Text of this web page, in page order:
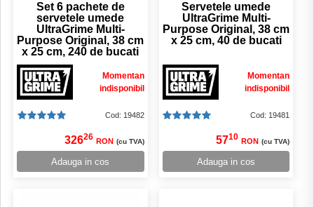
Set 6 pachete de
servetele umede
UltraGrime Multi-
Purpose Original, 38 cm
x 25 cm, 240 de bucati
Momentan
indisponibil
Cod: 19482
32626 RON (cu TVA)
Adauga in cos
Servetele umede
UltraGrime Multi-
Purpose Original, 38 cm
x 25 cm, 40 de bucati
Momentan
indisponibil
Cod: 19481
5710 RON (cu TVA)
Adauga in cos